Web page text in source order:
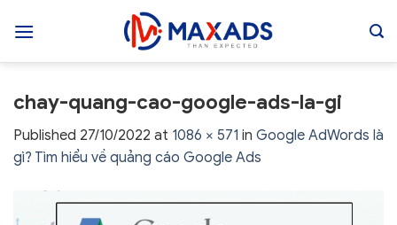
chay-quang-cao-google-ads-la-gi
Published 27/10/2022 at 1086 × 571 in Google AdWords là
gì? Tìm hiểu về quảng cáo Google Ads